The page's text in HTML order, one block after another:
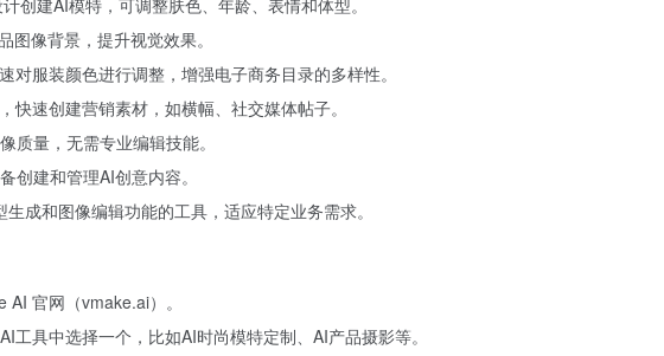
像背景，提升视觉效果。
对服装颜色进行调整，增强电子商务目录的多样性。
速创建营销素材，如横幅、社交媒体帖子。
质量，无需专业编辑技能。
创建和管理AI创意内容。
成和图像编辑功能的工具，适应特定业务需求。
官网（vmake.ai）。
工具中选择一个，比如AI时尚模特定制、AI产品摄影等。